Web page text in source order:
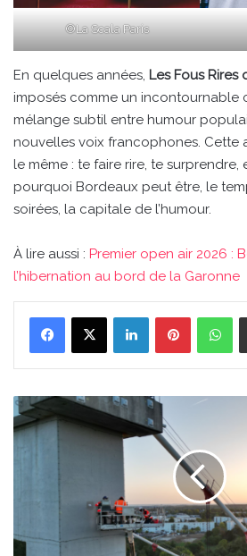
©La Scala Paris
En quelques années, Les Fous Rires
imposés comme un incontournable
mélange subtil entre humour
nouvelles voix francophones. Cette
le même : te faire rire, te surprendre,
pourquoi Bordeaux peut être, le
soirées, la capitale de l’humour.
À lire aussi : Premier open air 2026 :
l’hibernation au bord de la Garonne
LinkedinPinterest
Bordeaux
:
travaux
d’Aquitaine